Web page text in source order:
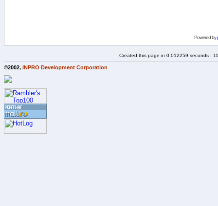
Powered by
Created this page in 0.012259 seconds :
©2002, INPRO Development Corporation